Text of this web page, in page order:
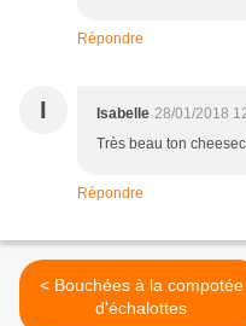
Répondre
I Isabelle 28/01/2018
Très beau ton
Répondre
< Bouchées à la compotée
d'échalottes